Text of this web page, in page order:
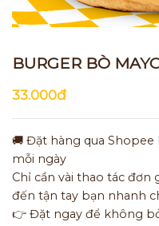
BURGER BÒ
33.000đ
🚚 Đặt hàng qua Shopee
mỗi ngày
Chỉ cần vài thao tác đơn
đến tận tay bạn nhanh
👉 Đặt ngay để không